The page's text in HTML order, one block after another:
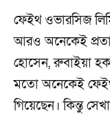
ফেইথ ওভারসিজ
আরও অনেকেই
হোসেন, রুবাইয়া
মতো অনেকেই ফেইথ
গিয়েছেন। কিন্তু